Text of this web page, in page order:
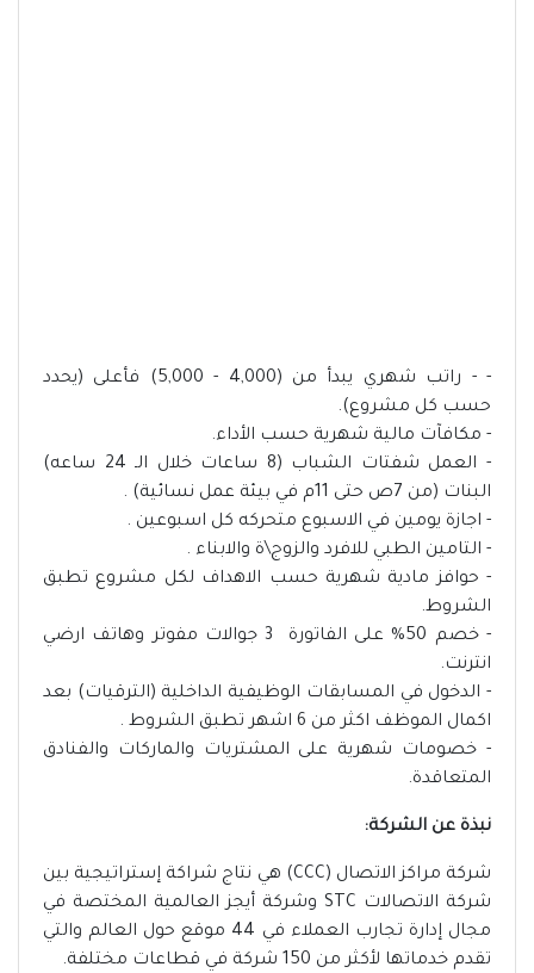
- - راتب شهري يبدأ من (4,000 - 5,000) فأعلى (يحدد
حسب كل مشروع).
- مكافآت مالية شهرية حسب الأداء.
- العمل شفتات الشباب (8 ساعات خلال الـ 24 ساعه)
البنات (من 7ص حتى 11م في بيئة عمل نسائية) .
- اجازة يومين في الاسبوع متحركه كل اسبوعين .
- التامين الطبي للافرد والزوج\ة والابناء .
- حوافز مادية شهرية حسب الاهداف لكل مشروع تطبق
الشروط.
- خصم 50% على الفاتورة 3 جوالات مفوتر وهاتف ارضي
انترنت.
- الدخول في المسابقات الوظيفية الداخلية (الترقيات) بعد
اكمال الموظف اكثر من 6 اشهر تطبق الشروط .
- خصومات شهرية على المشتريات والماركات والفنادق
المتعاقدة.
نبذة عن الشركة:
شركة مراكز الاتصال (CCC) هي نتاج شراكة إستراتيجية بين
شركة الاتصالات STC وشركة أيجز العالمية المختصة في
مجال إدارة تجارب العملاء في 44 موقع حول العالم والتي
تقدم خدماتها لأكثر من 150 شركة في قطاعات مختلفة.